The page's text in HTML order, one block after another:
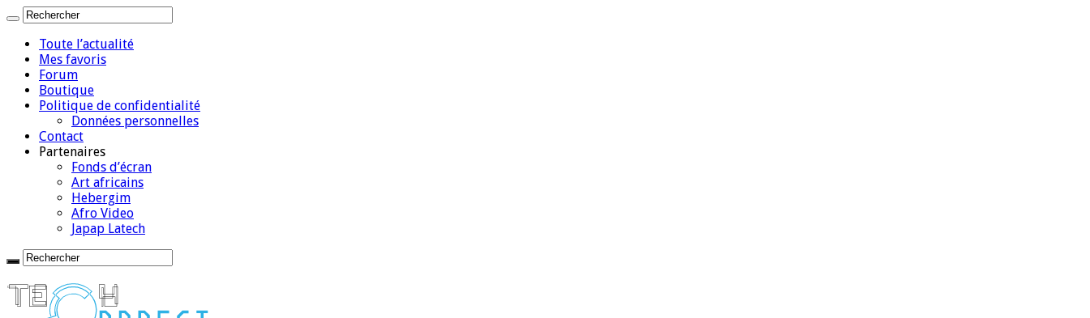
Toute l’actualité
Mes favoris
Forum
Boutique
Politique de confidentialité
Données personnelles
Contact
Partenaires
Fonds d’écran
Art africains
Hebergim
Afro Video
Japap Latech